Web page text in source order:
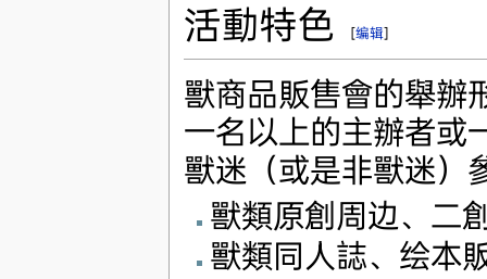
活動特色 [编辑]
獸商品販售會的舉辦
一名以上的主辦者或
獸迷（或是非獸迷）
獸類原創周边、二
獸類同人誌、绘本